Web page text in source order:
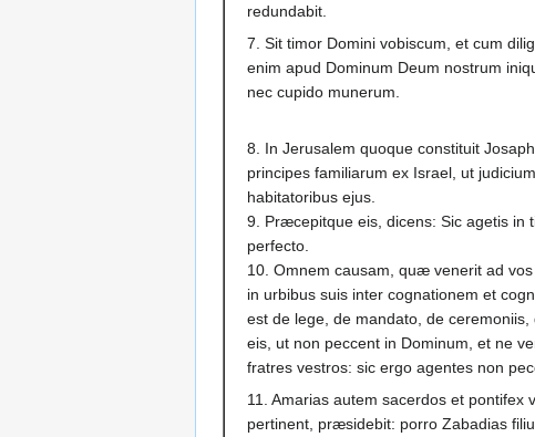
redundabit.
7. Sit timor Domini vobiscum, et cum
enim apud Dominum Deum nostrum
nec cupido munerum.
8. In Jerusalem quoque constituit
principes familiarum ex Israel, ut
habitatoribus ejus.
9. Præcepitque eis, dicens: Sic agetis in
perfecto.
10. Omnem causam, quæ venerit ad
in urbibus suis inter cognationem et
est de lege, de mandato, de
eis, ut non peccent in Dominum, et ne
fratres vestros: sic ergo agentes non
11. Amarias autem sacerdos et pontifex
pertinent, præsidebit: porro Zabadias